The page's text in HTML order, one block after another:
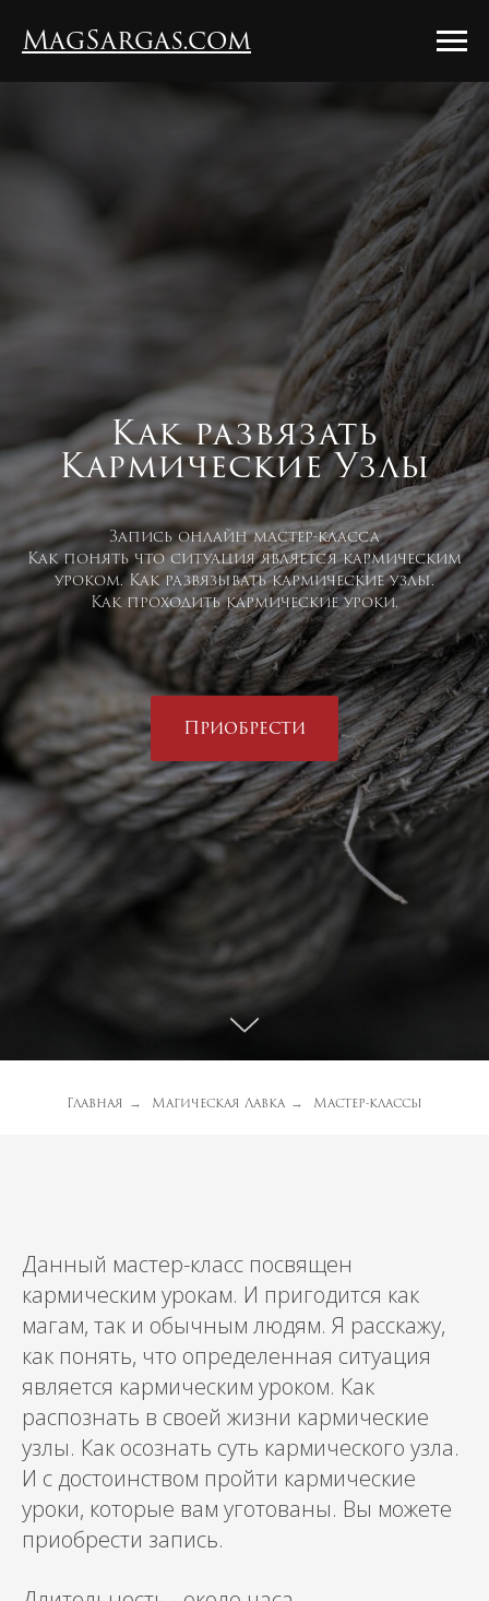
MagSargas.com
Как развязать
Кармические Узлы
Запись онлайн мастер-класса
Как понять что ситуация является кармическим
уроком. Как развязывать кармические узлы.
Как проходить кармические уроки.
Приобрести
Главная → Магическая Лавка → Мастер-классы
Данный мастер-класс посвящен
кармическим урокам. И пригодится как
магам, так и обычным людям. Я расскажу,
как понять, что определенная ситуация
является кармическим уроком. Как
распознать в своей жизни кармические
узлы. Как осознать суть кармического узла.
И с достоинством пройти кармические
уроки, которые вам уготованы. Вы можете
приобрести запись.